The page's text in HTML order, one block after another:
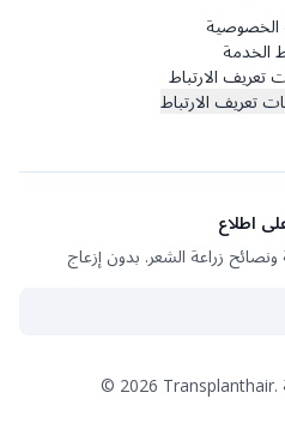
الخصوصية
الخدمة
تعريف الارتباط
تعريف الارتباط
اطلاع
© 2026 Transplanthair.